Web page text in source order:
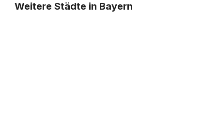
Weitere Städte in Bayern